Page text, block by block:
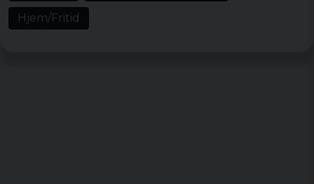
Vægt: ca. 180 g
Materiale: 100 % rustfrit stål
Hjem/Fritid